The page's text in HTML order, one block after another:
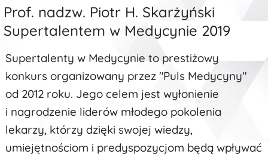
Prof. nadzw. Piotr H. Skarżyński
Supertalentem w Medycynie 2019
Supertalenty w Medycynie to prestiżowy
konkurs organizowany przez "Puls Medycyny"
od 2012 roku. Jego celem jest wyłonienie
i nagrodzenie liderów młodego pokolenia
lekarzy, którzy dzięki swojej wiedzy,
umiejętnościom i predyspozycjom będą wpływać